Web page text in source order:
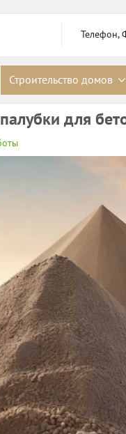
Телефон,
Строительство домов
для